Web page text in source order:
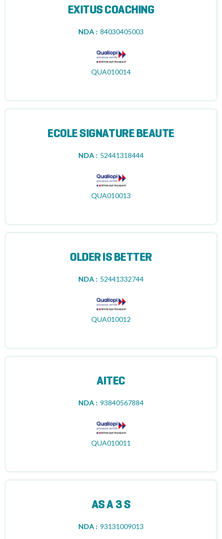
EXITUS COACHING
NDA : 84030405003
QUA010014
ECOLE SIGNATURE BEAUTE
NDA : 52441318444
QUA010013
OLDER IS BETTER
NDA : 52441332744
QUA010012
AITEC
NDA : 93840567884
QUA010011
AS A 3 S
NDA : 93131009013